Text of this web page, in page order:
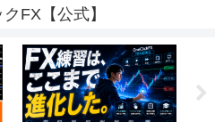
FX【公式】